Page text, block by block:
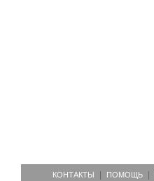
КОНТАКТЫ ПОМОЩЬ